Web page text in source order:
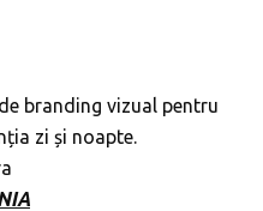
branding vizual pentru
zi și noapte.